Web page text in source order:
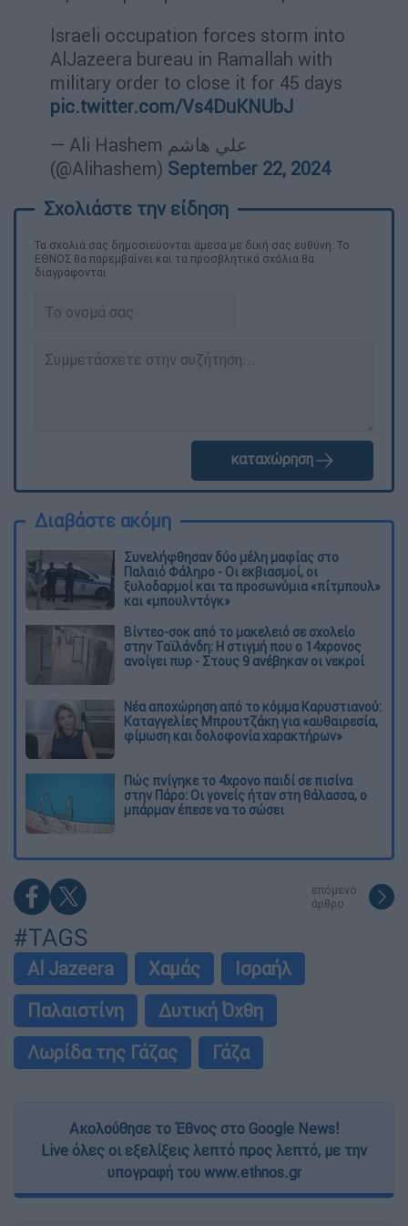
Israeli occupation forces storm into
AlJazeera bureau in Ramallah with
military order to close it for 45 days
pic.twitter.com/Vs4DuKNUbJ
— Ali Hashem علي هاشم
(@Alihashem) September 22, 2024
Τα σχολιά σας δημοσιεύονται άμεσα με δική σας ευθύνη. Το
ΕΘΝΟΣ θα παρεμβαίνει και τα προσβλητικά σχόλια θα
διαγράφονται
καταχώρηση
Διαβάστε ακόμη
Συνελήφθησαν δύο μέλη μαφίας στο
Παλαιό Φάληρο - Οι εκβιασμοί, οι
ξυλοδαρμοί και τα προσωνύμια «πίτμπουλ»
και «μπουλντόγκ»
Βίντεο-σοκ από το μακελειό σε σχολείο
στην Ταϊλάνδη: Η στιγμή που ο 14χρονος
ανοίγει πυρ - Στους 9 ανέβηκαν οι νεκροί
Νέα αποχώρηση από το κόμμα Καρυστιανού:
Καταγγελίες Μπρουτζάκη για «αυθαιρεσία,
φίμωση και δολοφονία χαρακτήρων»
Πώς πνίγηκε το 4χρονο παιδί σε πισίνα
στην Πάρο: Οι γονείς ήταν στη θάλασσα, ο
μπάρμαν έπεσε να το σώσει
επόμενο
άρθρο
#TAGS
Al Jazeera Χαμάς
Ισραήλ
Παλαιστίνη
Δυτική Όχθη
Λωρίδα της Γάζας
Γάζα
Ακολούθησε το Έθνος στο Google News!
Live όλες οι εξελίξεις λεπτό προς λεπτό, με την
υπογραφή του www.ethnos.gr